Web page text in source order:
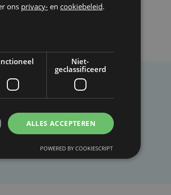
dit artikel?
ons privacy- en cookiebeleid.
Niet-
geclassificeerd
ALLES ACCEPTEREN
POWERED BY COOKIESCRIPT